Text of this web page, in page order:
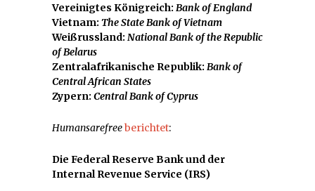
Vereinigtes Königreich: Bank of England
Vietnam: The State Bank of Vietnam
Weißrussland: National Bank of the Republic
of Belarus
Zentralafrikanische Republik: Bank of
Central African States
Zypern: Central Bank of Cyprus
Humansarefreeberichtet:
Die Federal Reserve Bank und der
Internal Revenue Service (IRS)